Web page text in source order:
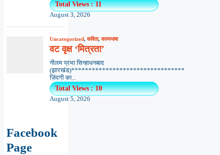
Total Views : 11
August 3, 2026
Uncategorized,कविता,काव्यभाषा
वट वृक्ष ‘मित्रता’
नीलम प्रभा सिन्हाधनबाद
(झारखंड)*********************************
ज़िंदगी का...
Total Views : 10
August 5, 2026
Facebook
Page